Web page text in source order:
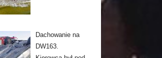
Dachowanie na
DW163.